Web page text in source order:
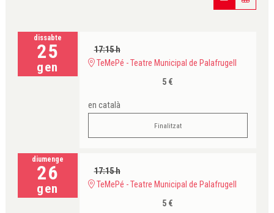
dissabte
25
gen
17:15 h
TeMePé - Teatre Municipal de Palafrugell
5 €
en català
Finalitzat
diumenge
26
gen
17:15 h
TeMePé - Teatre Municipal de Palafrugell
5 €